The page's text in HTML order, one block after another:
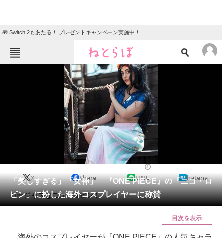
🎁 Switch 2もあたる！ プレゼントキャンペーン実施中！
ねとらぼメニュー
ニュース
クイズ
地域
教育・育児
リサーチ
会員記事
メディア
「美しすぎる」「女神」 『ONE PIECE』の「ニコ・ロ
ビン」に扮した海外コスプレイヤーに称賛
X Share LINE hatena
ゴージャスなニコ・ロビン！
目次を表示